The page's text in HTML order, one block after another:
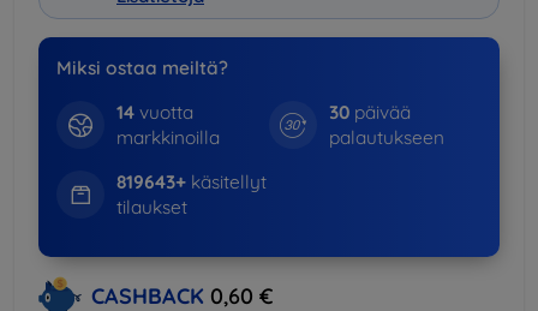
Miksi ostaa meiltä?
14vuotta
markkinoilla
30 päivää
palautukseen
819643+käsitellyt
tilaukset
CASHBACK 0,60 €